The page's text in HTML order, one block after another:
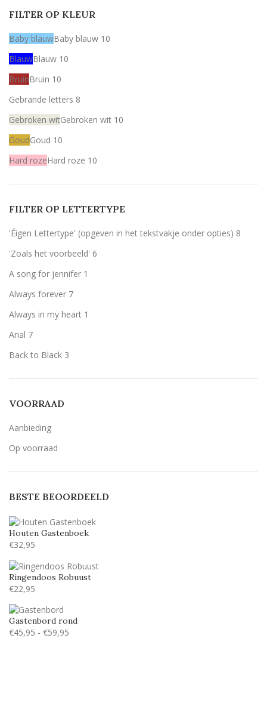
FILTER OP KLEUR
Baby blauwBaby blauw 10
BlauwBlauw 10
BruinBruin 10
Gebrande letters 8
Gebroken witGebroken wit 10
GoudGoud 10
Hard rozeHard roze 10
WitWit
zwart
FILTER OP LETTERTYPE
'Éigen Lettertype' (opgeven in het tekstvakje onder opties) 8
'Zoals het voorbeeld' 6
A song for jennifer 1
Always forever 7
Always in my heart 1
Arial 7
Back to Black 3
Century Gothic
Geen belettering
LillyBelle 7
Lucida handwriting
10
Monotype corosiva 10
Stea
Stencil 10
VOORRAAD
Aanbieding
Op voorraad
BESTE BEOORDEELD
Houten Gastenboek
€32,95
Ringendoos Robuust
€22,95
Gastenbord rond
€45,95 - €59,95